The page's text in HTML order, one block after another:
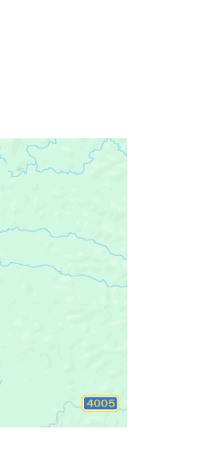
Gestalttherapie